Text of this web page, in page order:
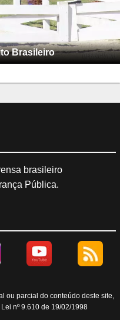
Brasileiro
brasileiro
Pública.
ou parcial do conteúdo deste site,
nº 9.610 de 19/02/1998